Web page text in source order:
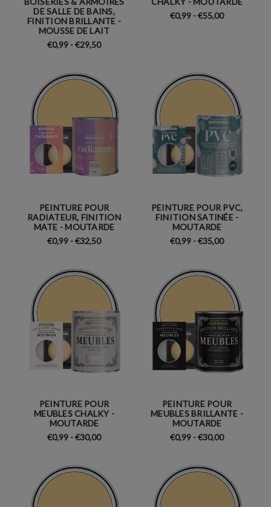
DE SALLE DE BAINS,
FINITION BRILLANTE -
MOUSSE DE LAIT
€0,99 - €29,50
€0,99 - €55,00
PEINTURE POUR
RADIATEUR, FINITION
MATE - MOUTARDE
€0,99 - €32,50
PEINTURE POUR PVC,
FINITION SATINÉE -
MOUTARDE
€0,99 - €35,00
PEINTURE POUR
MEUBLES CHALKY -
MOUTARDE
€0,99 - €30,00
PEINTURE POUR
MEUBLES BRILLANTE -
MOUTARDE
€0,99 - €30,00